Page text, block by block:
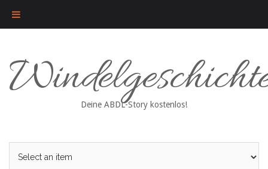
content
Deine ABDL-Story kostenlos!